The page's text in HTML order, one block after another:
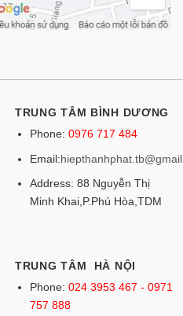
TRUNG TÂM BÌNH DƯƠNG
Phone: 0976 717 484
Email:
Address: 88 Nguyễn Thị
Minh Khai,P.Phú Hòa,TDM
TRUNG TÂM HÀ NỘI
Phone: 024 3953 467 - 0971
757 888